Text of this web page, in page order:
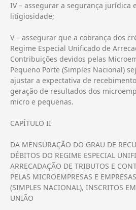
IV – assegurar a segurança jurídica
litigiosidade;
V – assegurar que a cobrança dos
Regime Especial Unificado de
Contribuições devidos pelas
Pequeno Porte (Simples Nacional)
ajustar a expectativa de
geração de resultados dos
micro e pequenas.
CAPÍTULO II
DA MENSURAÇÃO DO GRAU DE
DÉBITOS DO REGIME ESPECIAL
ARRECADAÇÃO DE TRIBUTOS E
PELAS MICROEMPRESAS E
(SIMPLES NACIONAL), INSCRITOS
UNIÃO